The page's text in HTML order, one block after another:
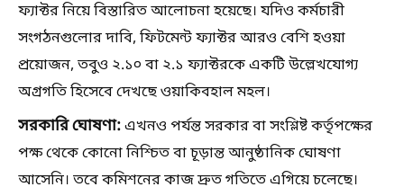
ফ্যাক্টর নিয়ে বিস্তারিত আলোচনা হয়েছে। যদিও কর্মচারী
সংগঠনগুলোর দাবি, ফিটমেন্ট ফ্যাক্টর আরও বেশি হওয়া
প্রয়োজন, তবুও ২.১০ বা ২.১ ফ্যাক্টরকে একটি উল্লেখযোগ্য
অগ্রগতি হিসেবে দেখছে ওয়াকিবহাল মহল।
সরকারি ঘোষণা:এখনও পর্যন্ত সরকার বা সংশ্লিষ্ট কর্তৃপক্ষের
পক্ষ থেকে কোনো নিশ্চিত বা চূড়ান্ত আনুষ্ঠানিক ঘোষণা
আসেনি। তবে কমিশনের কাজ দ্রুত গতিতে এগিয়ে চলেছে।